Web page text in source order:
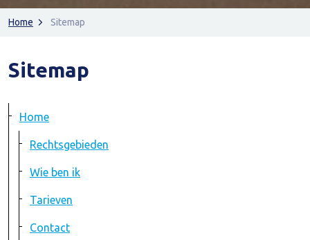
Home Sitemap
Sitemap
Home
Rechtsgebieden
Wie ben ik
Tarieven
Contact